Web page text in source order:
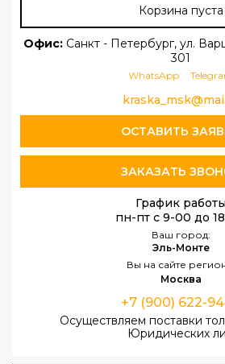
Корзина пуста
Офис: Санкт - Петербург, ул.
301
WhatsApp
ОСТАВИТЬ
ЗАКАЗАТЬ
График
пн-пт с 9-00 до
Ваш город:
Эль-Монте
Вы на сайте
Москва
+7 (900) 622-
Осуществляем поставки
Юридических